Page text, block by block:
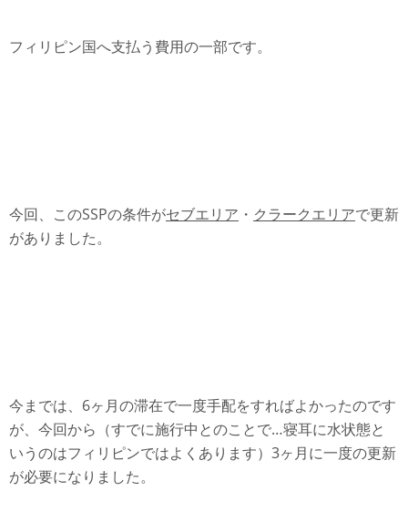
フィリピン国へ支払う費用の一部です。
今回、このSSPの条件がセブエリア ・ クラークエリアで更新
がありました。
今までは、6ヶ月の滞在で一度手配をすればよかったのです
が、今回から（すでに施行中とのことで…寝耳に水状態と
いうのはフィリピンではよくあります）3ヶ月に一度の更新
が必要になりました。